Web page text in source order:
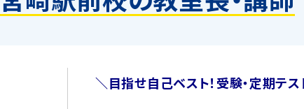
＼目指せ自己ベスト！受験・定期テス